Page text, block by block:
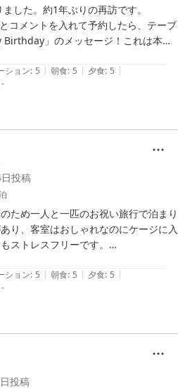
した。約1年ぶりの再訪です。
コメントを入れて予約したら、テーブ
」のメッセージ！これは本当
お肉、野菜もたっぷり！今回のポテト
とサツマイモのブレンドだそうです。
したが、サツマイモ大好きな愛犬は、
間に完食しました。野菜にもお肉の味
けますか？」って、ニコニコのお顔で
過ぎて本当に幸せな時間を過ごさせて
家でも色々な所にぶつかりながら歩い
はそんな愛犬に優しいお部屋で助かり
をお断りしたのですが、新米炊きたて
分にしてもらいました。これが美味し
べられちゃいました。お米が甘くて、
かったくらいです(*^-^)
てくださり、和やかな時間を過ごせま
ション: 5 | 朝食: 5 | 夕食: 5 |
-
投稿
ため一人と一匹のお祝い旅行で泊まり
り、客室はおしゃれなのにケージに入
ストレスフリーです。
ます。温泉はペット用バスもあり一緒
ル、シャンプーあり)温泉水で体を洗
りふわふわになりました。
より走り回って楽しそうでした。
でお子さんからもわんちゃんを可愛が
物を持参してましたが、こちらではほ
いです。
ション: 5 | 朝食: 5 | 夕食: 5 |
-
投稿